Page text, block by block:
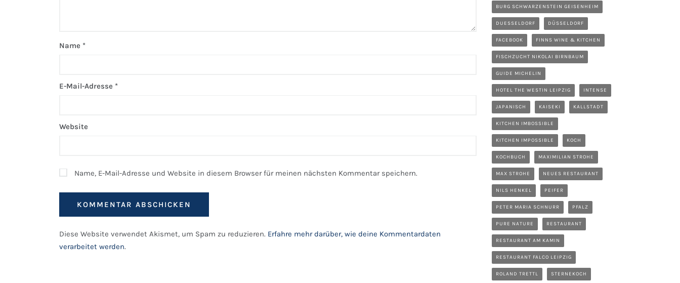
Name *
E-Mail-Adresse *
Website
Name, E-Mail-Adresse und Website in diesem Browser für meinen nächsten Kommentar speichern.
Diese Website verwendet Akismet, um Spam zu reduzieren. Erfahre mehr darüber, wie deine Kommentardaten
verarbeitet werden.
BURG SCHWARZENSTEIN GEISENHEIM
DUESSELDORF DÜSSELDORF
FACEBOOK FINNS WINE & KITCHEN
FISCHZUCHT NIKOLAI BIRNBAUM
GUIDE MICHELIN
HOTEL THE WESTIN LEIPZIG INTENSE
JAPANISCH KAISEKI KALLSTADT
KITCHEN IMBOSSIBLE
KITCHEN IMPOSSIBLE KOCH
KOCHBUCH MAXIMILIAN STROHE
MAX STROHE NEUES RESTAURANT
NILS HENKEL PEIFER
PETER MARIA SCHNURR PFALZ
PURE NATURE RESTAURANT
RESTAURANT AM KAMIN
RESTAURANT FALCO LEIPZIG
ROLAND TRETTL STERNEKOCH